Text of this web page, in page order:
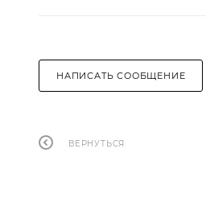
НАПИСАТЬ СООБЩЕНИЕ
ВЕРНУТЬСЯ